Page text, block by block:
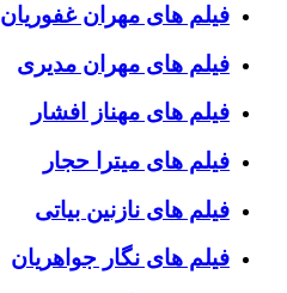
فیلم های مهران غفوریان
فیلم های مهران مدیری
فیلم های مهناز افشار
فیلم های میترا حجار
فیلم های نازنین بیاتی
فیلم های نگار جواهریان